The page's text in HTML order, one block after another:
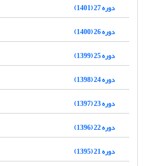
دوره 27 (1401)
دوره 26 (1400)
دوره 25 (1399)
دوره 24 (1398)
دوره 23 (1397)
دوره 22 (1396)
دوره 21 (1395)